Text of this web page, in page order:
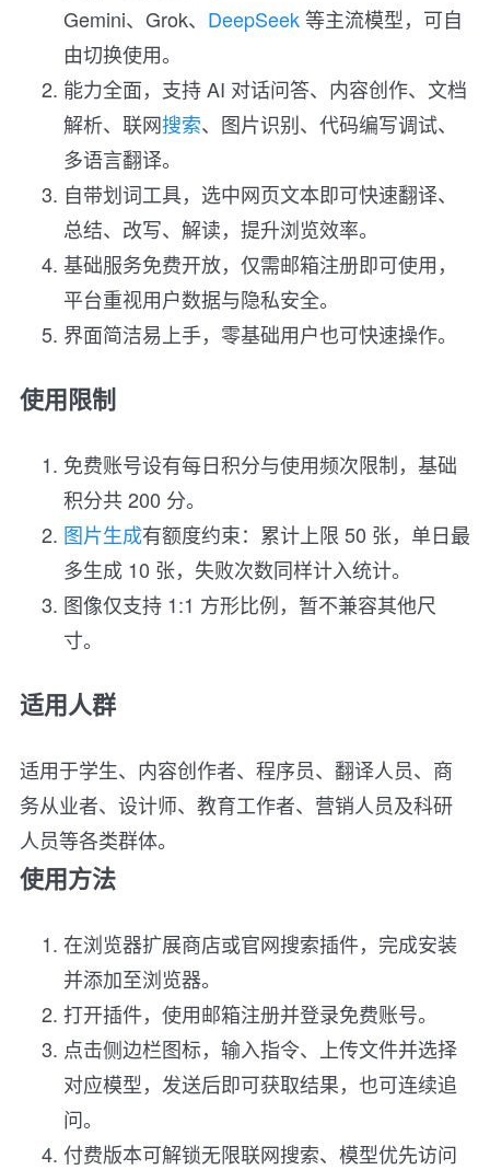
Gemini、Grok、 DeepSeek等主流模型，可自
由切换使用。
能力全面，支持 AI 对话问答、内容创作、文档
解析、联网搜索、图片识别、代码编写调试、
多语言翻译。
自带划词工具，选中网页文本即可快速翻译、
总结、改写、解读，提升浏览效率。
基础服务免费开放，仅需邮箱注册即可使用，
平台重视用户数据与隐私安全。
界面简洁易上手，零基础用户也可快速操作。
使用限制
免费账号设有每日积分与使用频次限制，基础
积分共 200 分。
图片生成有额度约束：累计上限 50 张，单日最
多生成 10 张，失败次数同样计入统计。
图像仅支持 1:1 方形比例，暂不兼容其他尺
寸。
适用人群
适用于学生、内容创作者、程序员、翻译人员、商
务从业者、设计师、教育工作者、营销人员及科研
人员等各类群体。
使用方法
在浏览器扩展商店或官网搜索插件，完成安装
并添加至浏览器。
打开插件，使用邮箱注册并登录免费账号。
点击侧边栏图标，输入指令、上传文件并选择
对应模型，发送后即可获取结果，也可连续追
问。
付费版本可解锁无限联网搜索、模型优先访问